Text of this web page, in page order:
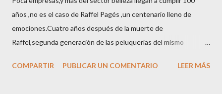
años ,no es el caso de Raffel Pagés ,un centenario lleno de
emociones.Cuatro años después de la muerte de
Raffel,segunda generación de las peluquerías del mismo
sector en una cena de reconocimiento.Sus hijas Carolina (CEO
COMPARTIR PUBLICAR UN COMENTARIO LEER MÁS